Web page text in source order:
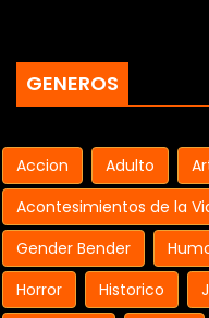
GENEROS
Accion Adulto
Acontesimientos de la
Gender Bender
Horror
Historico